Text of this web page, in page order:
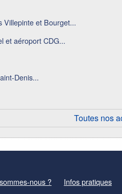
Villepinte et Bourget...
et aéroport CDG...
Denis...
Toutes nos
nous ? Infos pratiques